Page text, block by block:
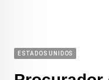
ESTADOS UNIDOS